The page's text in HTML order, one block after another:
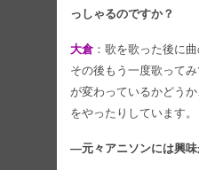
っしゃるのですか？
大倉 ：歌を歌った後に
その後もう一度歌って
が変わっているかどう
をやったりしています。
―元々アニソンには興味